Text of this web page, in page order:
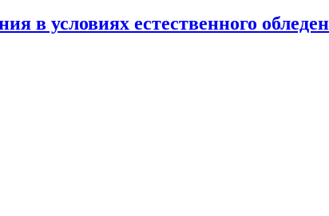
в условиях естественного